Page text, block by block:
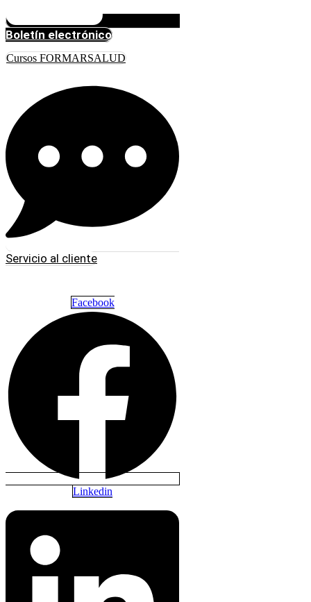
Boletín electrónico
Cursos FORMARSALUD
Servicio al cliente
Facebook
Linkedin